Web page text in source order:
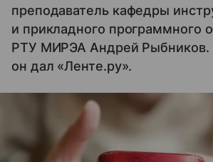
преподаватель кафедры
и прикладного программного
РТУ МИРЭА Андрей Рыбников.
он дал «Ленте.ру».